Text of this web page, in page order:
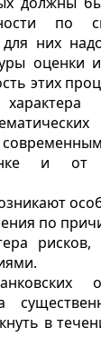
по
них
оценки
этих
и от
по
рисков,
в